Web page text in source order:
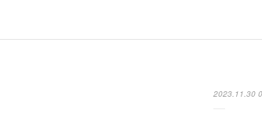
2023.11.30